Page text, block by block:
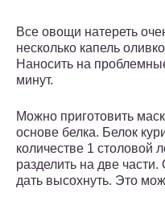
Все овощи натереть
несколько капель
Наносить на
минут.
Можно приготовить
основе белка. Белок
количестве 1 столовой
разделить на две
дать высохнуть. Это